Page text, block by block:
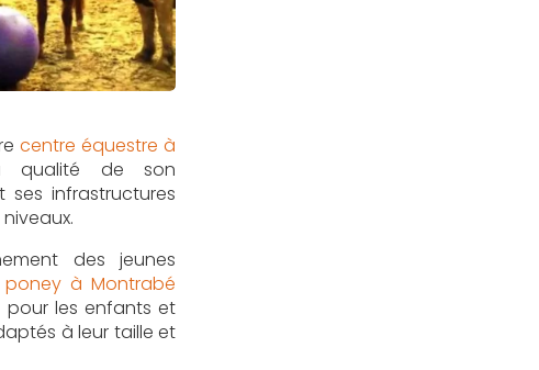
centre équestre à
qualité de son
infrastructures
des jeunes
à Montrabé
pour les enfants et
à leur taille et